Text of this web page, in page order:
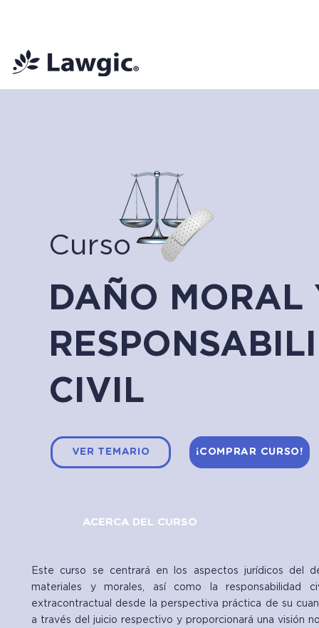
Curso
DAÑO MORAL
CIVIL
VER TEMARIO ¡COMPRAR CURSO!
ACERCA DEL CURSO
Este curso se centrará en los aspectos jurídicos del
materiales y morales, así como la responsabilidad
extracontractual desde la perspectiva práctica de su
a través del juicio respectivo y proporcionará una visión